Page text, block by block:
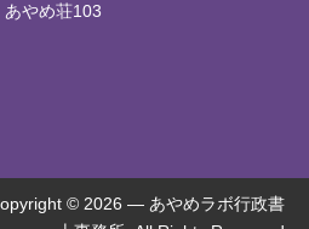
やめ荘103
© 2026 — あやめラボ行政書